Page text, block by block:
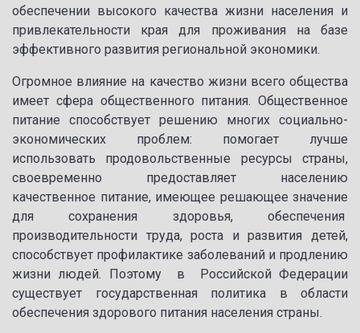
обеспечении высокого качества жизни населения и
привлекательности края для проживания на базе
эффективного развития региональной экономики.
Огромное влияние на качество жизни всего общества
имеет сфера общественного питания. Общественное
питание способствует решению многих социально-
экономических проблем: помогает лучше
использовать продовольственные ресурсы страны,
своевременно предоставляет населению
качественное питание, имеющее решающее значение
для сохранения здоровья, обеспечения
производительности труда, роста и развития детей,
способствует профилактике заболеваний и продлению
жизни людей. Поэтому в Российской Федерации
существует государственная политика в области
обеспечения здорового питания населения страны.